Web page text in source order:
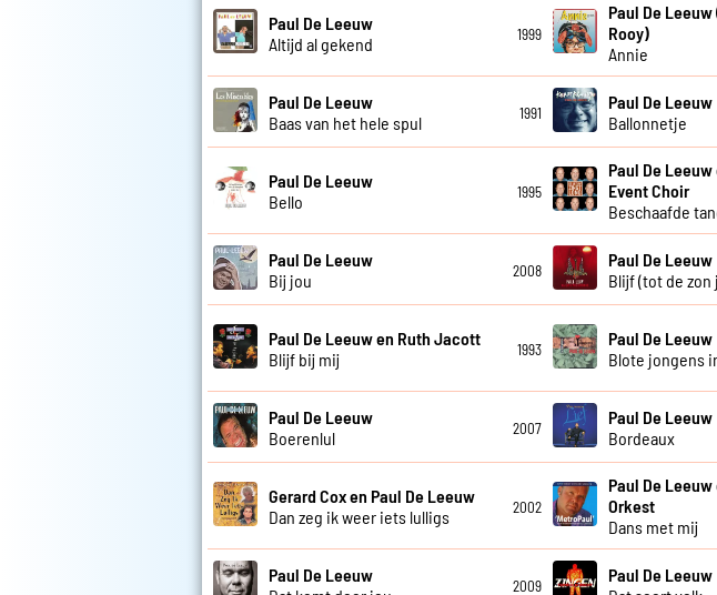
Paul De Leeuw
Altijd al gekend
1999
Paul De
Rooy)
Annie
Paul De Leeuw
Baas van het hele spul
1991
Paul De Leeuw
Ballonnetje
Paul De Leeuw
Bello
1995
Paul De
Event Choir
Beschaafde
Paul De Leeuw
Bij jou
2008
Paul De Leeuw
Blijf (tot de zon
Paul De Leeuw en Ruth Jacott
Blijf bij mij
1993
Paul De Leeuw
Blote jongens
Paul De Leeuw
Boerenlul
2007
Paul De Leeuw
Bordeaux
Gerard Cox en Paul De Leeuw
Dan zeg ik weer iets lulligs
2002
Paul De
Orkest
Dans met mij
Paul De Leeuw
2009
Paul De Leeuw